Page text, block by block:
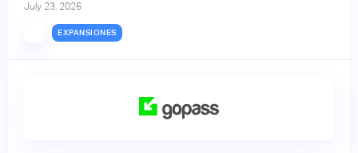
July 23, 2026
EXPANSIONES